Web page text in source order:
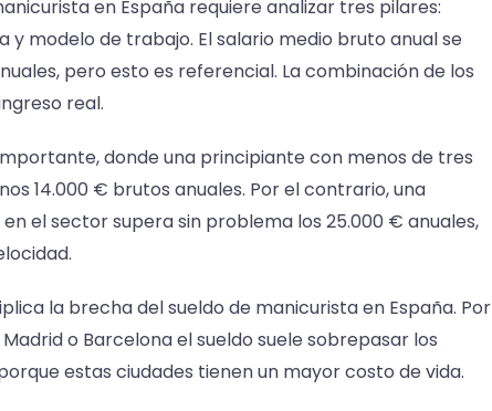
en España requiere analizar tres pilares:
y modelo de trabajo. El salario medio bruto anual se
pero esto es referencial. La combinación de los
real.
donde una principiante con menos de tres
14.000 € brutos anuales. Por el contrario, una
el sector supera sin problema los 25.000 € anuales,
la brecha del sueldo de manicurista en España. Por
o Barcelona el sueldo suele sobrepasar los
estas ciudades tienen un mayor costo de vida.